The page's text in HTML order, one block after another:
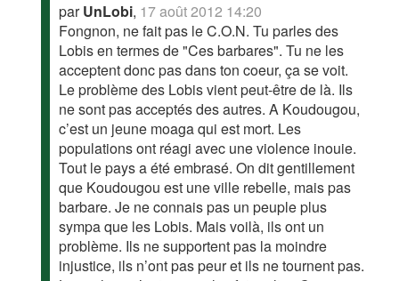
parUnLobi, 17 août 2012 14:20
Fongnon, ne fait pas le C.O.N. Tu parles des
Lobis en termes de "Ces barbares". Tu ne les
acceptent donc pas dans ton coeur, ça se voit.
Le problème des Lobis vient peut-être de là. Ils
ne sont pas acceptés des autres. A Koudougou,
c’est un jeune moaga qui est mort. Les
populations ont réagi avec une violence inouie.
Tout le pays a été embrasé. On dit gentillement
que Koudougou est une ville rebelle, mais pas
barbare. Je ne connais pas un peuple plus
sympa que les Lobis. Mais voilà, ils ont un
problème. Ils ne supportent pas la moindre
injustice, ils n’ont pas peur et ils ne tournent pas.